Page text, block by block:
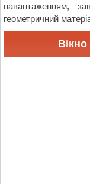
навантаженням,
геометричний
Вікно